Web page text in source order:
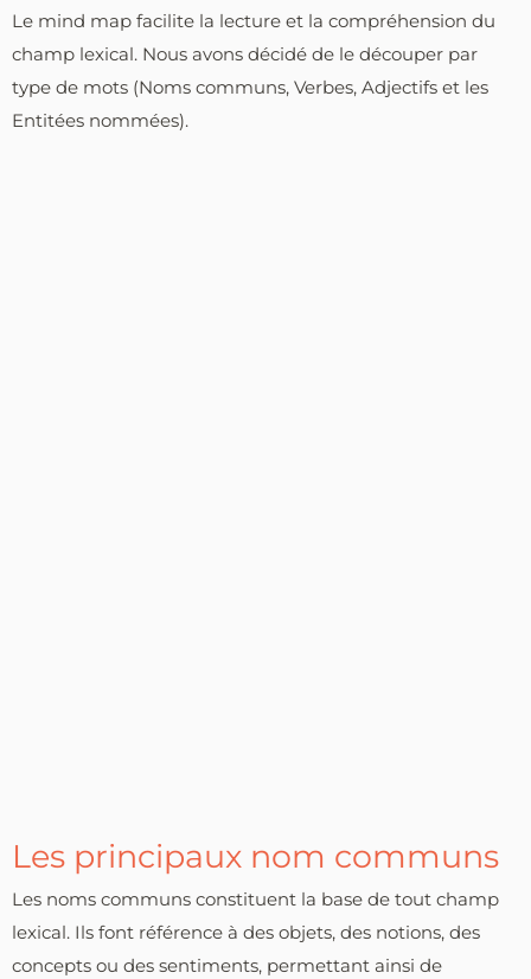
Le mind map facilite la lecture et la compréhension du
champ lexical. Nous avons décidé de le découper par
type de mots (Noms communs, Verbes, Adjectifs et les
Entitées nommées).
Les principaux nom communs
Les noms communs constituent la base de tout champ
lexical. Ils font référence à des objets, des notions, des
concepts ou des sentiments, permettant ainsi de